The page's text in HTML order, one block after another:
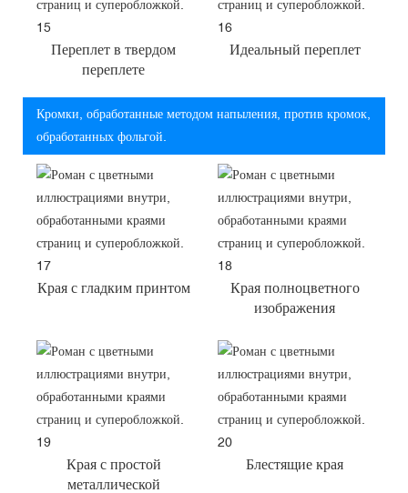
Переплет в твердом
переплете
Идеальный переплет
Кромки, обработанные методом напыления, против кромок,
обработанных фольгой.
Края с гладким принтом
Края полноцветного
изображения
Края с простой
металлической
Блестящие края